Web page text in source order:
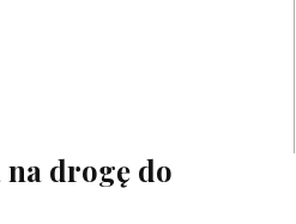
drogę do